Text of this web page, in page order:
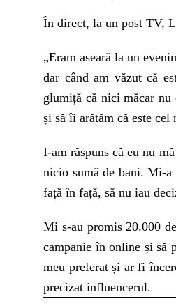
În direct, la un post TV,
„Eram aseară la un
dar când am văzut că
glumiță că nici măcar nu
și să îi arătăm că este
I-am răspuns că eu nu
nicio sumă de bani. Mi-a
față în față, să nu iau
Mi s-au promis 20.000
campanie în online și
meu preferat și ar fi
precizat influencerul.